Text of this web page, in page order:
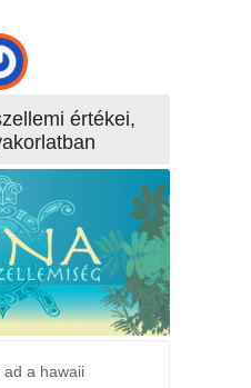
értékei,
ad a hawaii